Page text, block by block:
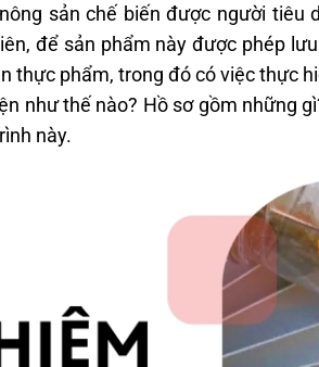
sản chế biến được người tiêu
để sản phẩm này được phép
thực phẩm, trong đó có việc thực
như thế nào? Hồ sơ gồm những
này.